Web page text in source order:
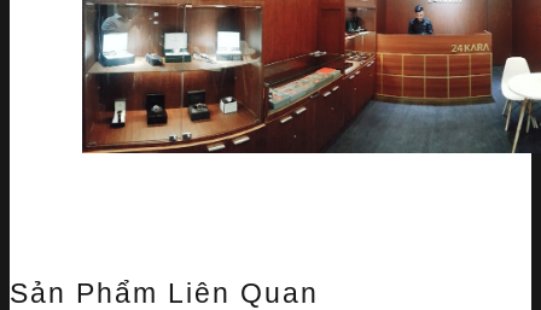
Sản Phẩm Liên Quan